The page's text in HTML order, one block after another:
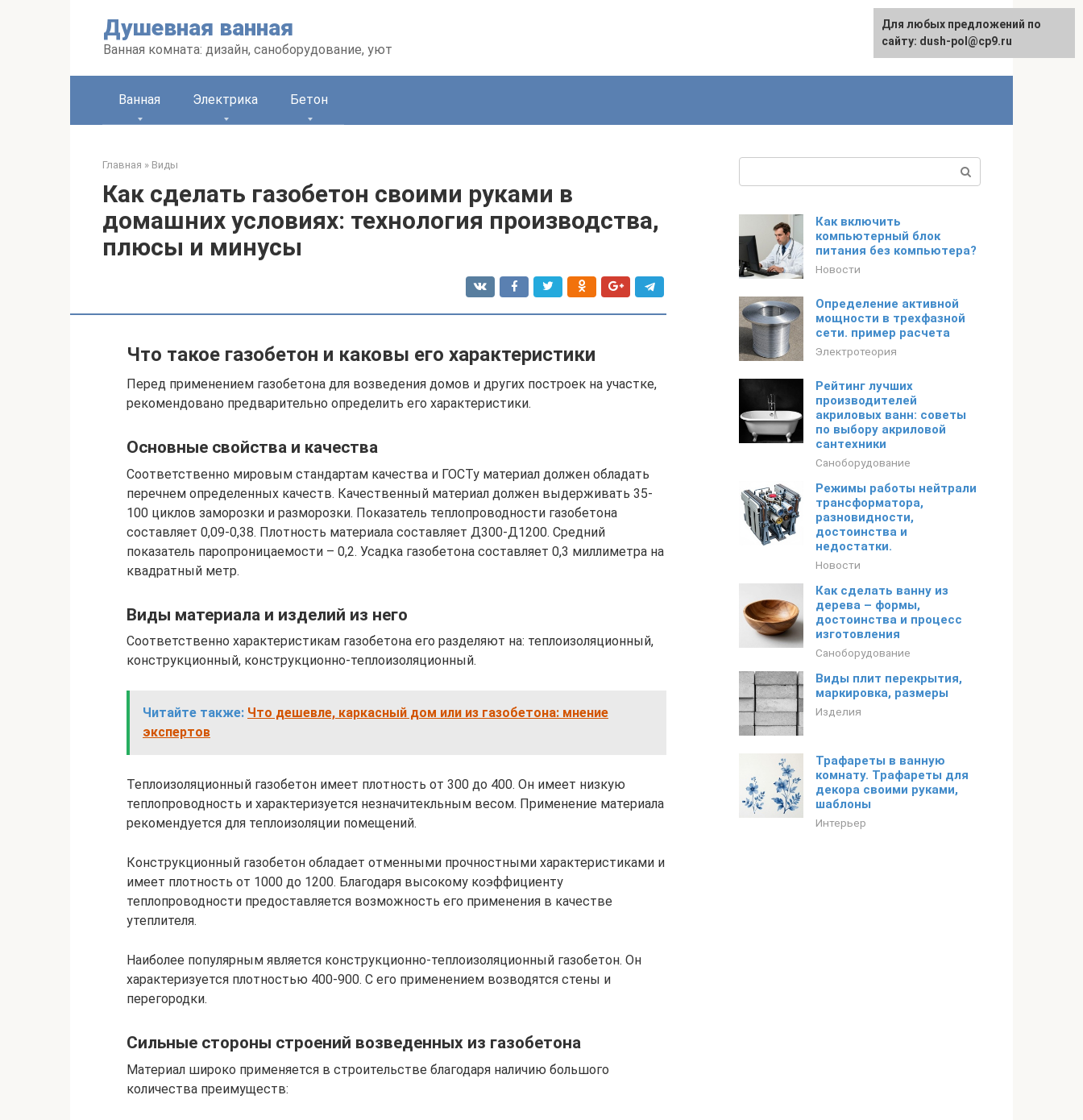
Душевная ванная
Ванная комната: дизайн, саноборудование, уют
Ванная Электрика Бетон
Главная » Виды
Как сделать газобетон своими руками в
домашних условиях: технология производства,
плюсы и минусы
Что такое газобетон и каковы его характеристики
Перед применением газобетона для возведения домов и других построек на участке,
рекомендовано предварительно определить его характеристики.
Основные свойства и качества
Соответственно мировым стандартам качества и ГОСТу материал должен обладать
перечнем определенных качеств. Качественный материал должен выдерживать 35-
100 циклов заморозки и разморозки. Показатель теплопроводности газобетона
составляет 0,09-0,38. Плотность материала составляет Д300-Д1200. Средний
показатель паропроницаемости – 0,2. Усадка газобетона составляет 0,3 миллиметра на
квадратный метр.
Виды материала и изделий из него
Соответственно характеристикам газобетона его разделяют на: теплоизоляционный,
конструкционный, конструкционно-теплоизоляционный.
Читайте также: Что дешевле, каркасный дом или из газобетона: мнение
экспертов
Теплоизоляционный газобетон имеет плотность от 300 до 400. Он имеет низкую
теплопроводность и характеризуется незначитекльным весом. Применение материала
рекомендуется для теплоизоляции помещений.
Конструкционный газобетон обладает отменными прочностными характеристиками и
имеет плотность от 1000 до 1200. Благодаря высокому коэффициенту
теплопроводности предоставляется возможность его применения в качестве
утеплителя.
Наиболее популярным является конструкционно-теплоизоляционный газобетон. Он
характеризуется плотностью 400-900. С его применением возводятся стены и
перегородки.
Сильные стороны строений возведенных из газобетона
Материал широко применяется в строительстве благодаря наличию большого
количества преимуществ:
Как включить
компьютерный блок
питания без компьютера?
Новости
Определение активной
мощности в трехфазной
сети. пример расчета
Электротеория
Рейтинг лучших
производителей
акриловых ванн: советы
по выбору акриловой
сантехники
Саноборудование
Режимы работы нейтрали
трансформатора,
разновидности,
достоинства и
недостатки.
Новости
Как сделать ванну из
дерева – формы,
достоинства и процесс
изготовления
Саноборудование
Виды плит перекрытия,
маркировка, размеры
Изделия
Трафареты в ванную
комнату. Трафареты для
декора своими руками,
шаблоны
Интерьер
Для любых предложений по
сайту: dush-pol@cp9.ru